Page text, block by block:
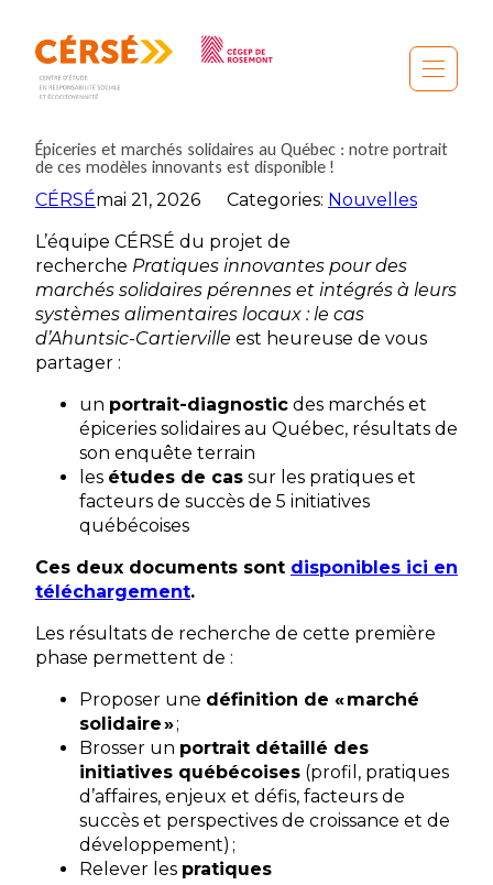
contenu
Épiceries et marchés solidaires au Québec : notre portrait
de ces modèles innovants est disponible !
CÉRSÉmai 21, 2026 Categories: Nouvelles
L’équipe CÉRSÉ du projet de
recherche Pratiques innovantes pour des
marchés solidaires pérennes et intégrés à leurs
systèmes alimentaires locaux : le cas
d’Ahuntsic-Cartierville est heureuse de vous
partager :
un portrait-diagnostic des marchés et
épiceries solidaires au Québec, résultats de
son enquête terrain
les études de cas sur les pratiques et
facteurs de succès de 5 initiatives
québécoises
Ces deux documents sont disponibles ici en
téléchargement.
Les résultats de recherche de cette première
phase permettent de :
Proposer une définition de « marché
solidaire »;
Brosser un portrait détaillé des
initiatives québécoises (profil, pratiques
d’affaires, enjeux et défis, facteurs de
succès et perspectives de croissance et de
développement) ;
Relever les pratiques